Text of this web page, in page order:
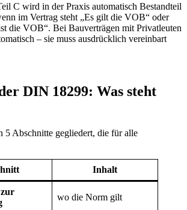
C wird in der Praxis automatisch Bestandteil
im Vertrag steht „Es gilt die VOB“ oder
die VOB“. Bei Bauverträgen mit Privatleuten
– sie muss ausdrücklich vereinbart
DIN 18299: Was steht
Abschnitte gegliedert, die für alle
Inhalt
wo die Norm gilt